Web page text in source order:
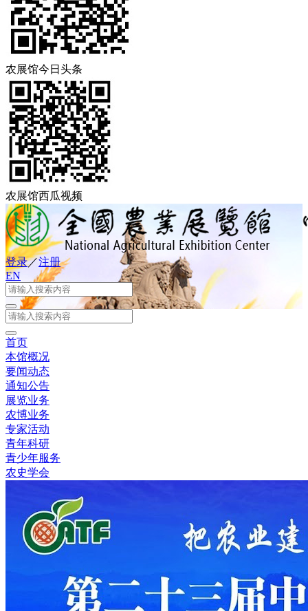
农展馆今日头条
农展馆西瓜视频
登录／注册
EN
首页
本馆概况
要闻动态
通知公告
展览业务
农博业务
专家活动
青年科研
青少年服务
农史学会